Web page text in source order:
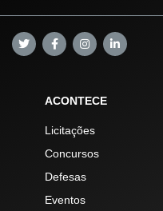
ACONTECE
Licitações
Concursos
Defesas
Eventos